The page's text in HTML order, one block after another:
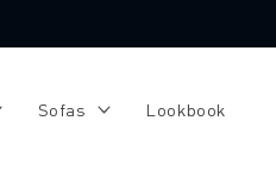
Sofas Lookbook